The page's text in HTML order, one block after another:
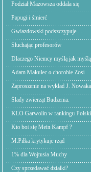
Podział Mazowsza oddala się
Papugi i śmierć
Gwiazdowski podszczypuje ...
Słuchając profesorów
Dlaczego Niemcy myślą jak myślą
Adam Makulec o chorobie Zosi
Zaproszenie na wykład J. Nowaka
Ślady zwierząt Budzenia.
KLO Garwolin w rankingu Polski
Kto boi się Mein Kampf ?
M.Piłka krytykuje rząd
1% dla Wojtusia Muchy
Czy sprzedawać działki?